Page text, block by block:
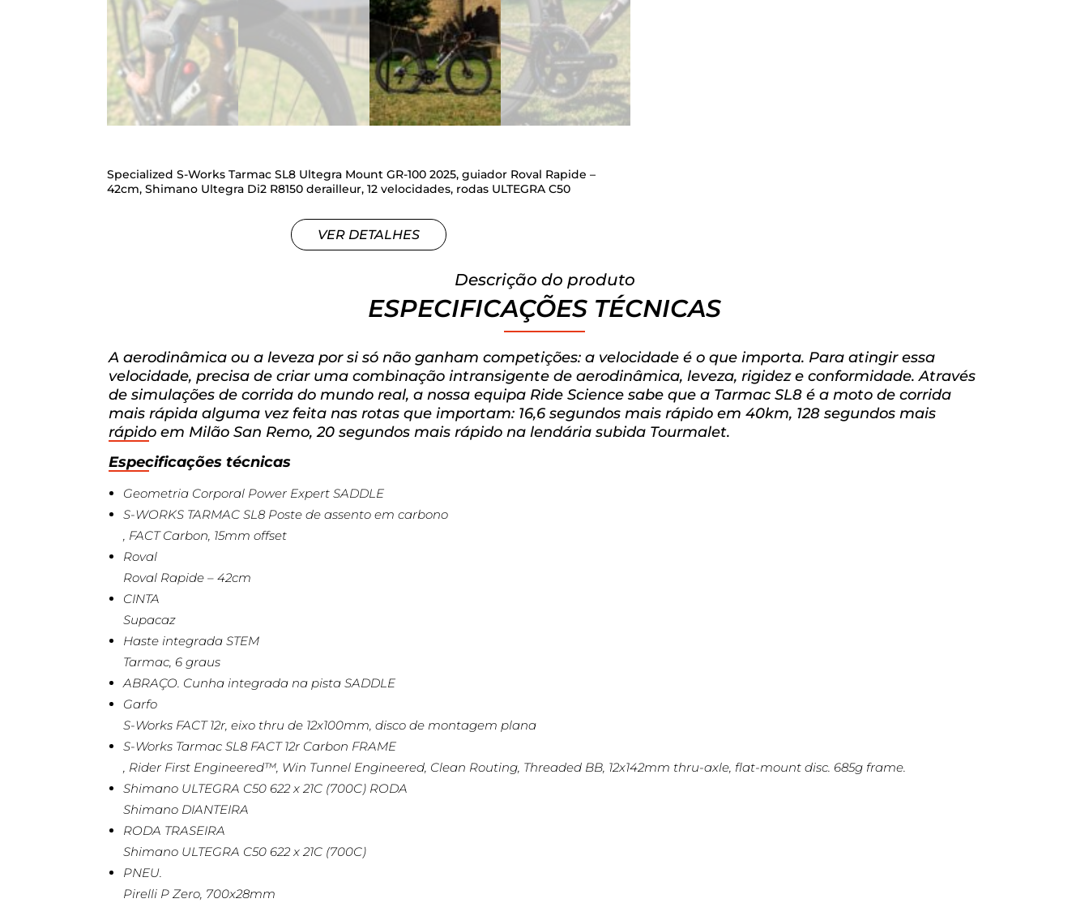
Specialized S-Works Tarmac SL8 Ultegra Mount GR-100 2025, guiador Roval Rapide –
42cm, Shimano Ultegra Di2 R8150 derailleur, 12 velocidades, rodas ULTEGRA C50
VER DETALHES
Descrição do produto
ESPECIFICAÇÕES TÉCNICAS
A aerodinâmica ou a leveza por si só não ganham competições: a velocidade é o que importa. Para atingir essa
velocidade, precisa de criar uma combinação intransigente de aerodinâmica, leveza, rigidez e conformidade. Através
de simulações de corrida do mundo real, a nossa equipa Ride Science sabe que a Tarmac SL8 é a moto de corrida
mais rápida alguma vez feita nas rotas que importam: 16,6 segundos mais rápido em 40km, 128 segundos mais
rápido em Milão San Remo, 20 segundos mais rápido na lendária subida Tourmalet.
Especificações técnicas
Geometria Corporal Power Expert SADDLE
S-WORKS TARMAC SL8 Poste de assento em carbono
, FACT Carbon, 15mm offset
Roval
Roval Rapide – 42cm
CINTA
Supacaz
Haste integrada STEM
Tarmac, 6 graus
ABRAÇO. Cunha integrada na pista SADDLE
Garfo
S-Works FACT 12r, eixo thru de 12x100mm, disco de montagem plana
S-Works Tarmac SL8 FACT 12r Carbon FRAME
, Rider First Engineered™, Win Tunnel Engineered, Clean Routing, Threaded BB, 12x142mm thru-axle, flat-mount disc. 685g frame.
Shimano ULTEGRA C50 622 x 21C (700C) RODA
Shimano DIANTEIRA
RODA TRASEIRA
Shimano ULTEGRA C50 622 x 21C (700C)
PNEU.
Pirelli P Zero, 700x28mm